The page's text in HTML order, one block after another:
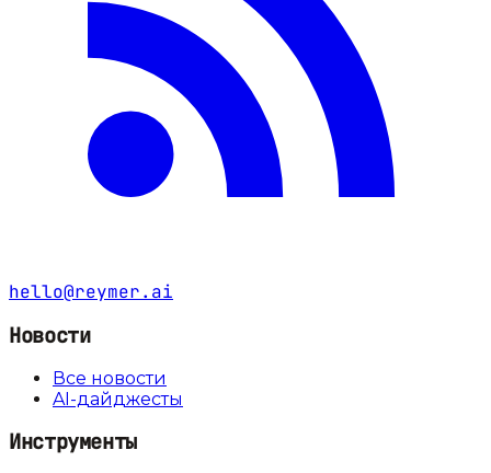
hello@reymer.ai
Новости
Все новости
AI-дайджесты
Инструменты